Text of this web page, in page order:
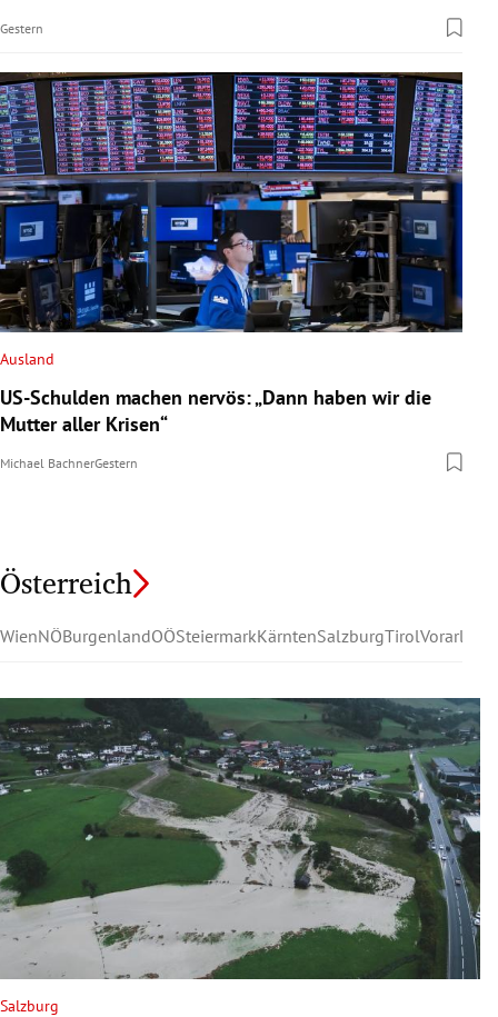
Gestern
Ausland
US-Schulden machen nervös: „Dann haben wir die
Mutter aller Krisen“
Michael BachnerGestern
Österreich
WienNÖBurgenlandOÖSteiermarkKärntenSalzburgTirolVorarlberg
Salzburg